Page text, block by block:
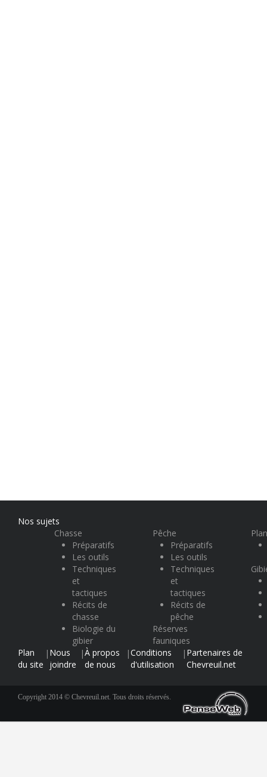
Nos sujets
Chasse
Préparatifs
Les outils
Techniques
et
tactiques
Récits de
chasse
Biologie du
gibier
Pêche
Préparatifs
Les outils
Techniques
et
tactiques
Récits de
pêche
Réserves
fauniques
Plan
du site
| Nous
joindre
|À propos
de nous
|Conditions
d'utilisation
| Partenaires de
Chevreuil.net
Copyright 2014 © Chevreuil.net. Tous droits réservés.